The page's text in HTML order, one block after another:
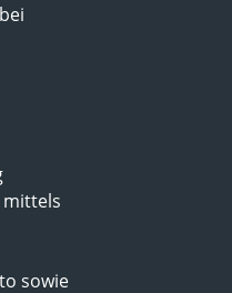
mittels
sowie